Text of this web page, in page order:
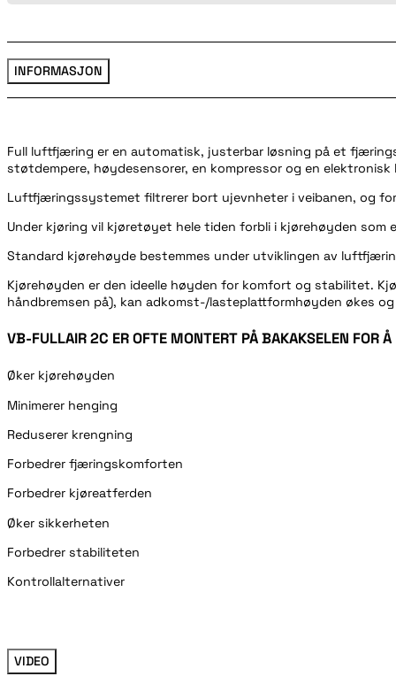
INFORMASJON
Full luftfjæring er en automatisk, justerbar løsning på et
støtdempere, høydesensorer, en kompressor og en elektronisk
Luftfjæringssystemet filtrerer bort ujevnheter i veibanen, og
Under kjøring vil kjøretøyet hele tiden forbli i kjørehøyden som
Standard kjørehøyde bestemmes under utviklingen av
Kjørehøyden er den ideelle høyden for komfort og stabilitet.
håndbremsen på), kan adkomst-/lasteplattformhøyden økes
VB-FULLAIR 2C ER OFTE MONTERT PÅ BAKAKSELEN FOR
Øker kjørehøyden
Minimerer henging
Reduserer krengning
Forbedrer fjæringskomforten
Forbedrer kjøreatferden
Øker sikkerheten
Forbedrer stabiliteten
Kontrollalternativer
VIDEO